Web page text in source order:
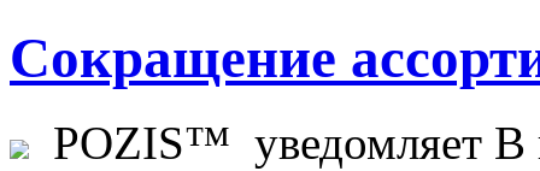
Сокращение
POZIS™ уведомляет В